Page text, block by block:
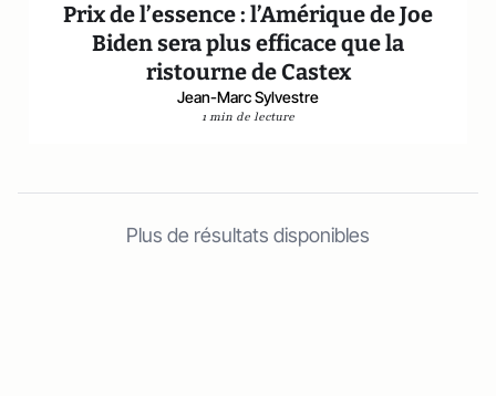
Prix de l’essence : l’Amérique de Joe
Biden sera plus efficace que la
ristourne de Castex
Jean-Marc Sylvestre
1 min de lecture
Plus de résultats disponibles